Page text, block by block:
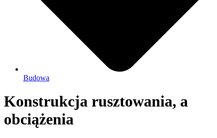
Budowa
Konstrukcja rusztowania, a
obciążenia